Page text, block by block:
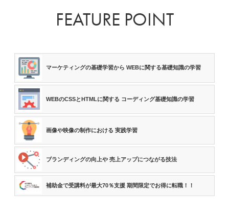
FEATURE POINT
マーケティングの基礎学習から WEBに関する基礎知識の学習
WEBのCSSとHTMLに関する コーディング基礎知識の学習
画像や映像の制作における 実践学習
ブランディングの向上や売上アップにつながる技法
補助金で受講料が最大70％支援期間限定でお得に転職！！